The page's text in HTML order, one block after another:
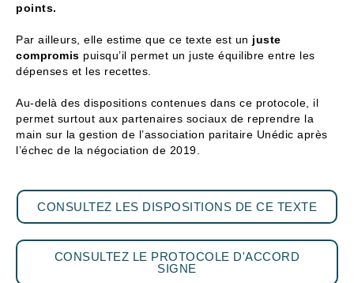
points.
Par ailleurs, elle estime que ce texte est un juste
compromis puisqu’il permet un juste équilibre entre les
dépenses et les recettes.
Au-delà des dispositions contenues dans ce protocole, il
permet surtout aux partenaires sociaux de reprendre la
main sur la gestion de l’association paritaire Unédic après
l’échec de la négociation de 2019.
CONSULTEZ LES DISPOSITIONS DE CE TEXTE
CONSULTEZ LE PROTOCOLE D'ACCORD
SIGNE